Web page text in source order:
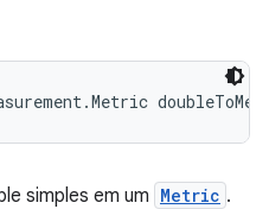
simples em um Metric .